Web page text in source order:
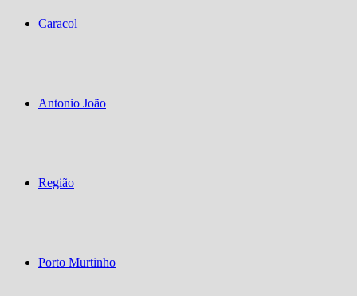
Caracol
Antonio João
Região
Porto Murtinho